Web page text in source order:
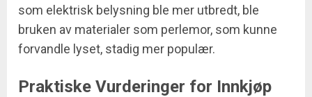
som elektrisk belysning ble mer utbredt, ble
bruken av materialer som perlemor, som kunne
forvandle lyset, stadig mer populær.
Praktiske Vurderinger for Innkjøp